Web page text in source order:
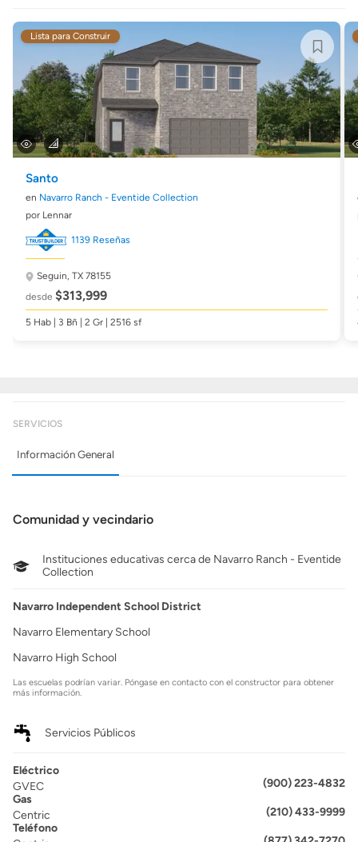
Lista para Construir
Santo
en Navarro Ranch - Eventide Collection
por Lennar
1139 Reseñas
Seguin, TX 78155
desde $313,999
5 Hab | 3 Bñ | 2 Gr | 2516 sf
SERVICIOS
Información General
Comunidad y vecindario
Instituciones educativas cerca de Navarro Ranch - Eventide
Collection
Navarro Independent School District
Navarro Elementary School
Navarro High School
Las escuelas podrían variar. Póngase en contacto con el constructor para obtener
más información.
Servicios Públicos
Eléctrico
GVEC
(900) 223-4832
Gas
Centric
(210) 433-9999
Teléfono